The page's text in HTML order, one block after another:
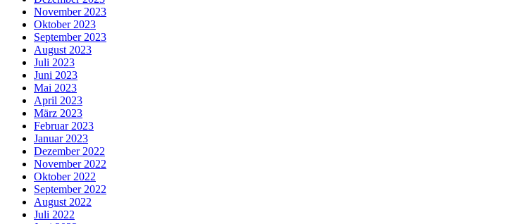
November 2023
Oktober 2023
September 2023
August 2023
Juli 2023
Juni 2023
Mai 2023
April 2023
März 2023
Februar 2023
Januar 2023
Dezember 2022
November 2022
Oktober 2022
September 2022
August 2022
Juli 2022